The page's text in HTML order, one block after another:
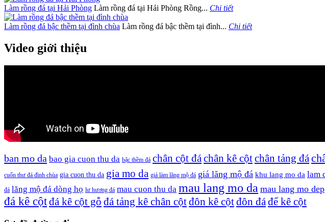
Làm rồng đá tại Hải Phòng Làm rồng đá tại Hải Phòng Rồng... Chi tiết
Làm rồng đá bậc thềm tại đình chùa Làm rồng đá bậc thềm tại đình... Chi tiết
Video giới thiệu
ban mo da bao gia cuon thu da bậc thềm đá chân cột đáchân kê cộtchân tảng đá
cuốn thư đá đình chùa gia cuon thu da gia mo da giá làm lăng mộ đá giá lăng mộ đá khu lang mo da lam
đá lăng mộ đá dòng họ lư hương đá mau cuon thu da mau lang mo da mau lang mo dep
đá kê cộtđá kê cột gỗ đá tảng kê chân cộtđôn kê cộtđôn đáđế kê cột